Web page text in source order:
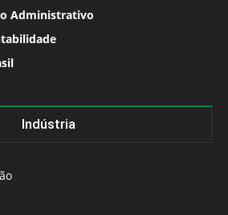
Administrativo
Indústria